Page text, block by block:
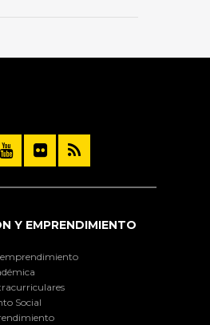
Y EMPRENDIMIENTO
emprendimiento
Social